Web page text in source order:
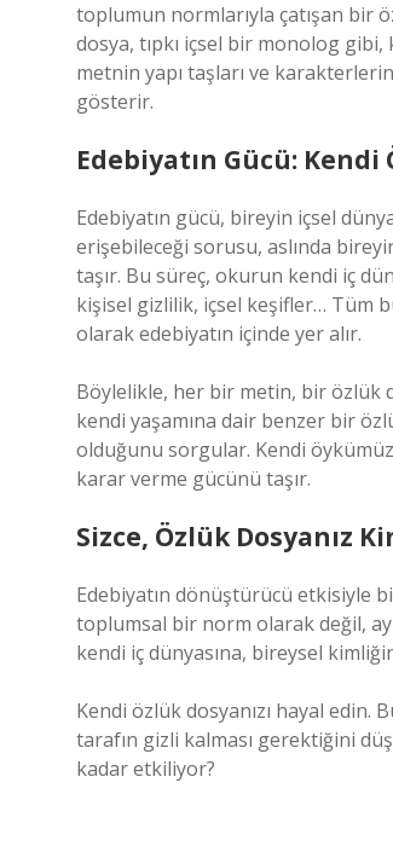
toplumun normlarıyla çatışan bir
dosya, tıpkı içsel bir monolog
metnin yapı taşları ve
gösterir.
Edebiyatın Gücü: Kendi
Edebiyatın gücü, bireyin içsel
erişebileceği sorusu, aslında
taşır. Bu süreç, okurun kendi iç
kişisel gizlilik, içsel keşifler… Tüm
olarak edebiyatın içinde yer alır.
Böylelikle, her bir metin, bir özlük
kendi yaşamına dair benzer bir
olduğunu sorgular. Kendi
karar verme gücünü taşır.
Sizce, Özlük Dosyanız
Edebiyatın dönüştürücü etkisiyle
toplumsal bir norm olarak değil,
kendi iç dünyasına, bireysel
Kendi özlük dosyanızı hayal
tarafın gizli kalması gerektiğini
kadar etkiliyor?